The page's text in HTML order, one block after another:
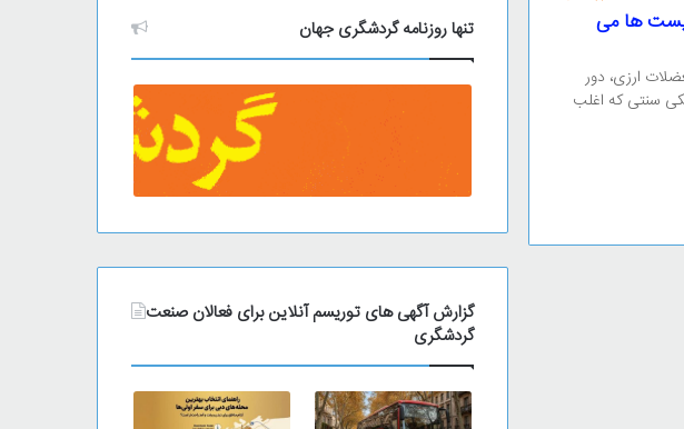
ها می
ارزی، دور
سنتی که اغلب
تنها روزنامه گردشگری جهان
گزارش آگهی های توریسم آنلاین برای فعالان صنعت
گردشگری